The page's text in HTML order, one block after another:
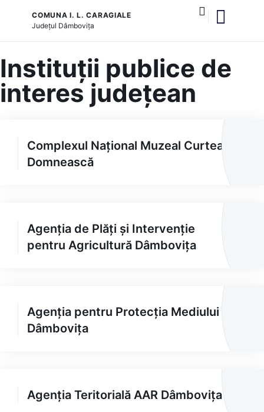
COMUNA I. L. CARAGIALE
Județul Dâmbovița
Instituții publice de
interes județean
Complexul Național Muzeal Curtea
Domnească
Agenția de Plăți și Intervenție
pentru Agricultură Dâmbovița
Agenția pentru Protecția Mediului
Dâmbovița
Agenția Teritorială AAR Dâmbovița